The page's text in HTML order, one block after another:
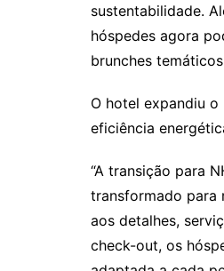
sustentabilidade.
hóspedes agora
brunches
O hotel expandiu
eficiência
“A transição para
transformado para
aos detalhes,
check-out, os